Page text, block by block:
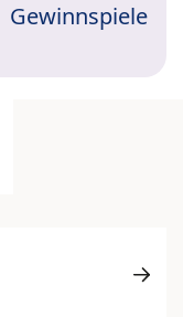
Gewinnspiele